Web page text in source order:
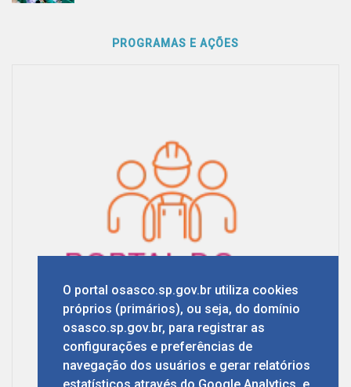
PROGRAMAS E AÇÕES
O portal osasco.sp.gov.br utiliza cookies
próprios (primários), ou seja, do domínio
osasco.sp.gov.br, para registrar as
configurações e preferências de
navegação dos usuários e gerar relatórios